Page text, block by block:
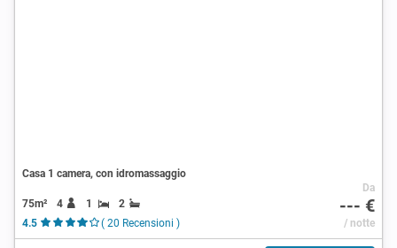
Casa 1 camera, con idromassaggio
75m² 4 1
2
4.5
( 20 Recensioni )
Da
--- €
/ notte